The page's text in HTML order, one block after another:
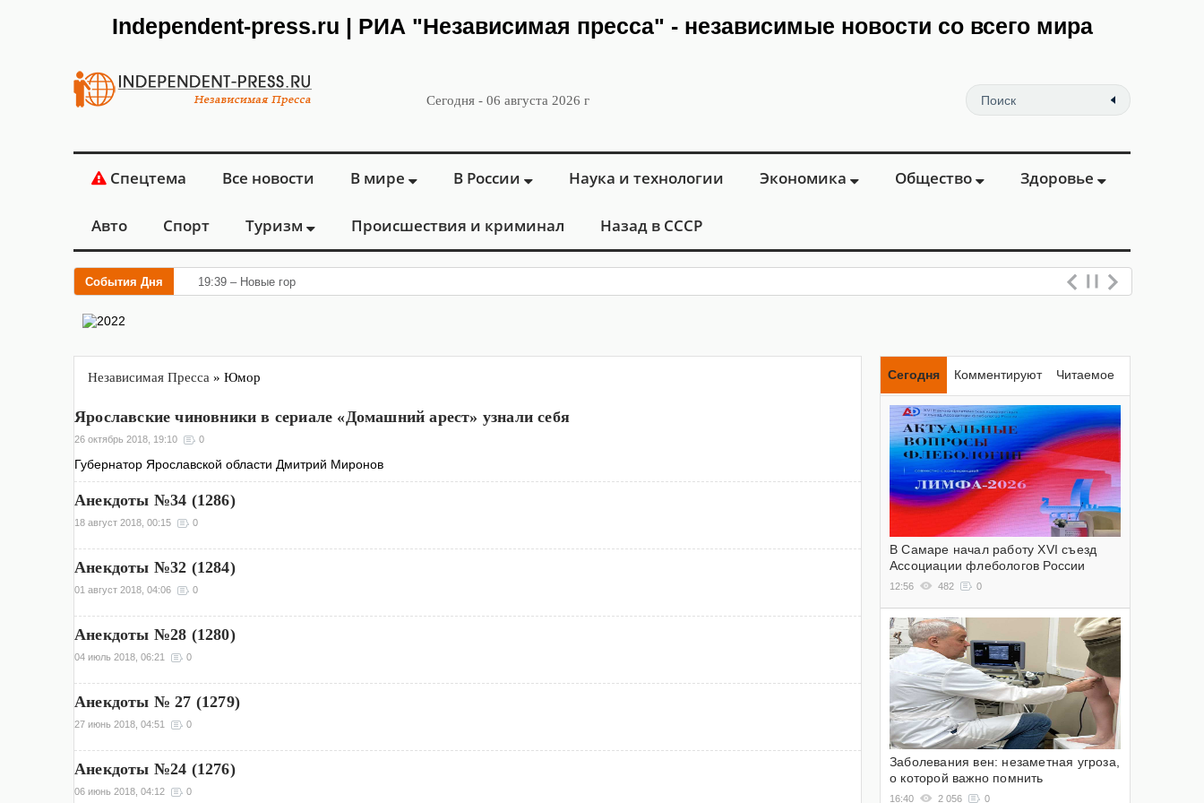
Independent-press.ru | РИА "Независимая пресса" - независимые новости со всего мира
Сегодня - 06 августа 2026 г
Спецтема Все новости В мире В России Наука и технологии Экономика Общество Здоровье
Авто Спорт Туризм Происшествия и криминал Назад в СССР
События Дня 19:39 – Новые горизонты флебологии:
Независимая Пресса » Юмор
Ярославские чиновники в сериале «Домашний арест» узнали себя
26 октябрь 2018, 19:10 0
Губернатор Ярославской области Дмитрий Миронов
Анекдоты №34 (1286)
18 август 2018, 00:15 0
Анекдоты №32 (1284)
01 август 2018, 04:06 0
Анекдоты №28 (1280)
04 июль 2018, 06:21 0
Анекдоты № 27 (1279)
27 июнь 2018, 04:51 0
Анекдоты №24 (1276)
06 июнь 2018, 04:12 0
Сегодня Комментируют Читаемое
В Самаре начал работу XVI съезд
Ассоциации флебологов России
12:56 482 0
Заболевания вен: незаметная угроза,
о которой важно помнить
16:40 2 056 0